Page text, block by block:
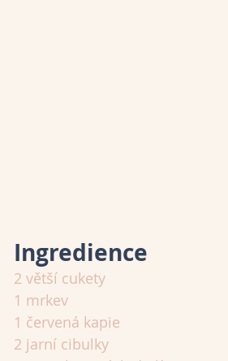
Ingredience
2 větší cukety
1 mrkev
1 červená kapie
2 jarní cibulky